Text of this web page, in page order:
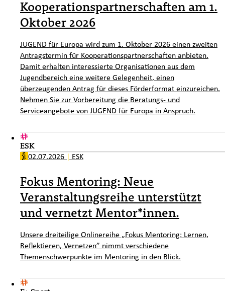
Kooperationspartnerschaften am 1.
Oktober 2026
JUGEND für Europa wird zum 1. Oktober 2026 einen zweiten
Antragstermin für Kooperationspartnerschaften anbieten.
Damit erhalten interessierte Organisationen aus dem
Jugendbereich eine weitere Gelegenheit, einen
überzeugenden Antrag für dieses Förderformat einzureichen.
Nehmen Sie zur Vorbereitung die Beratungs- und
Serviceangebote von JUGEND für Europa in Anspruch.
ESK
02.07.2026 | ESK
Fokus Mentoring: Neue
Veranstaltungsreihe unterstützt
und vernetzt Mentor*innen.
Unsere dreiteilige Onlinereihe „Fokus Mentoring: Lernen,
Reflektieren, Vernetzen” nimmt verschiedene
Themenschwerpunkte im Mentoring in den Blick.